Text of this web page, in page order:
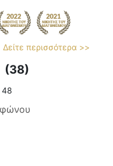
Δείτε περισσότερα >>
(38)
48